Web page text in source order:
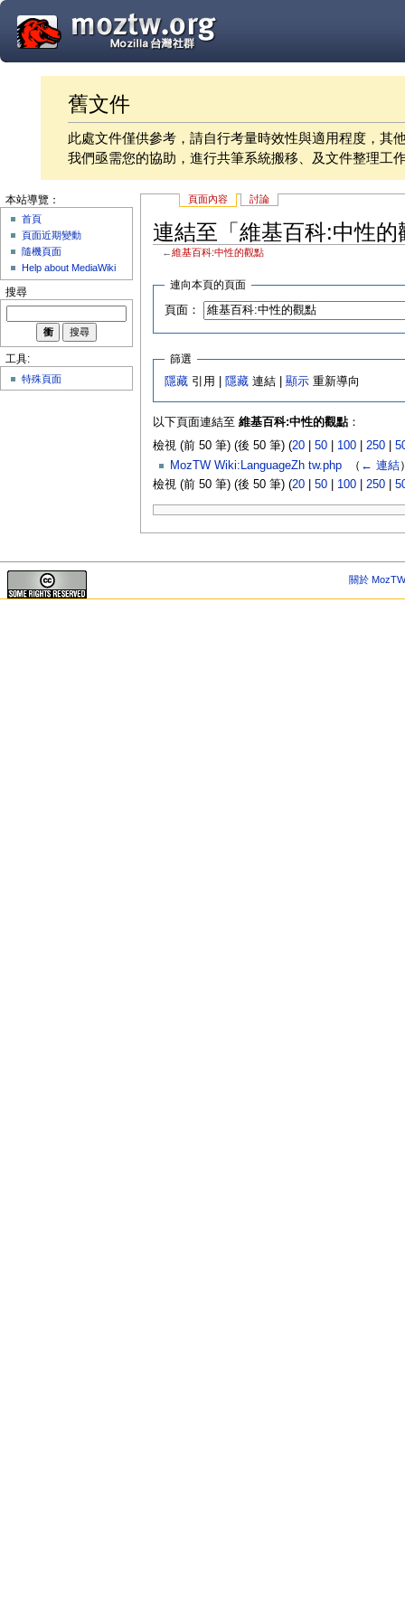
舊文件
此處文件僅供參考，請自行考量時效性與適用程度，其
我們亟需您的協助，進行共筆系統搬移、及文件整理工
頁面內容 討論
連結至「維基百科:中性的
←維基百科:中性的觀點
連向本頁的頁面
頁面：
篩選
隱藏 引用 | 隱藏 連結 |顯示 重新導向
以下頁面連結至 維基百科:中性的觀點：
檢視 (前 50 筆) (後 50 筆) (20| 50| 100| 250|
MozTW Wiki:LanguageZh tw.php‎ （ ← 連結
檢視 (前 50 筆) (後 50 筆) (20| 50| 100| 250|
本站導覽：
首頁
頁面近期變動
隨機頁面
Help about MediaWiki
搜尋
工具:
特殊頁面
關於